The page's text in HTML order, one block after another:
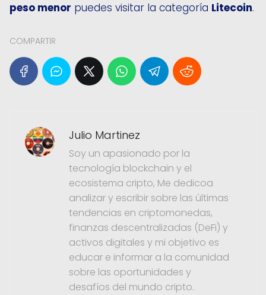
peso menor puedes visitar la categoría Litecoin.
COMPARTIR
Julio Martinez
Soy un apasionado por la
tecnología blockchain y el
ecosistema cripto, Me dedicoa
analizar y escribir sobre las últimas
tendencias en criptomonedas,
finanzas descentralizadas (DeFi) y
activos digitales y mi objetivo es
educar e informar a la comunidad
sobre las oportunidades y
desafíos del mundo cripto.